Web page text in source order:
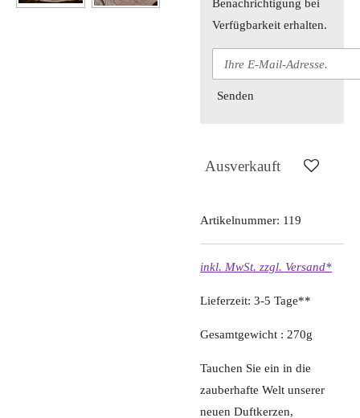
Benachrichtigung bei
Verfügbarkeit erhalten.
Senden
Ausverkauft
Artikelnummer: 119
inkl. MwSt. zzgl. Versand*
Lieferzeit: 3-5 Tage**
Gesamtgewicht : 270g
Tauchen Sie ein in die
zauberhafte Welt unserer
neuen Duftkerzen,